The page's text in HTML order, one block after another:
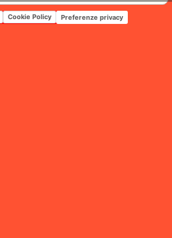
Cookie Policy Preferenze privacy